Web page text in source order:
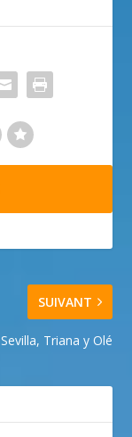
SUIVANT
Sevilla, Triana y Olé